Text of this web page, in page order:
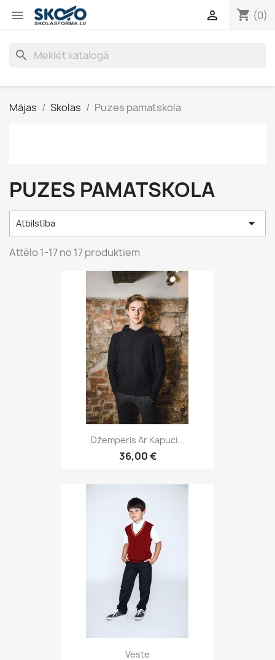
 shopping_cart (0)

search
Mājas Skolas Puzes pamatskola
PUZES PAMATSKOLA
Atbilstība 
Attēlo 1-17 no 17 produktiem
Džemperis Ar Kapuci...
36,00 €
Veste